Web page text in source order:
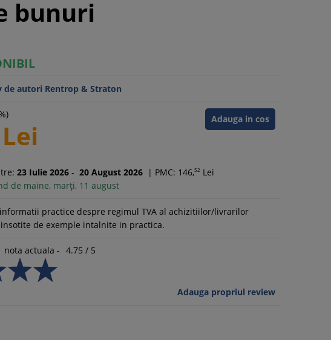
bunuri
de autori Rentrop & Straton
Adauga in cos
Lei
23 Iulie 2026 - 20 August 2026 | PMC: 146,52 Lei
de maine, marți, 11 august
practice despre regimul TVA al achizitiilor/livrarilor
de exemple intalnite in practica.
nota actuala - 4.75 / 5
Adauga propriul review